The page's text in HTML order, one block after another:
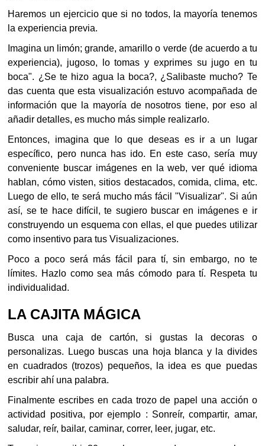
Haremos un ejercicio que si no todos, la mayoría tenemos
la experiencia previa.
Imagina un limón; grande, amarillo o verde (de acuerdo a tu
experiencia), jugoso, lo tomas y exprimes su jugo en tu
boca". ¿Se te hizo agua la boca?, ¿Salibaste mucho? Te
das cuenta que esta visualización estuvo acompañada de
información que la mayoría de nosotros tiene, por eso al
añadir detalles, es mucho más simple realizarlo.
Entonces, imagina que lo que deseas es ir a un lugar
específico, pero nunca has ido. En este caso, sería muy
conveniente buscar imágenes en la web, ver qué idioma
hablan, cómo visten, sitios destacados, comida, clima, etc.
Luego de ello, te será mucho más fácil "Visualizar". Si aún
así, se te hace difícil, te sugiero buscar en imágenes e ir
construyendo un esquema con ellas, el que puedes utilizar
como insentivo para tus Visualizaciones.
Poco a poco será más fácil para tí, sin embargo, no te
límites. Hazlo como sea más cómodo para tí. Respeta tu
individualidad.
LA CAJITA MÁGICA
Busca una caja de cartón, si gustas la decoras o
personalizas. Luego buscas una hoja blanca y la divides
en cuadrados (trozos) pequeños, la idea es que puedas
escribir ahí una palabra.
Finalmente escribes en cada trozo de papel una acción o
actividad positiva, por ejemplo : Sonreír, compartir, amar,
saludar, reír, bailar, caminar, correr, leer, jugar, etc.